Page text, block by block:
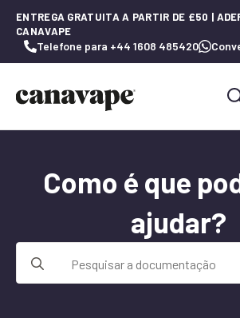
ENTREGA GRATUITA A PARTIR DE £50 |
CANAVAPE
Telefone para +44 1608 485420
Como é que
ajudar?
por: